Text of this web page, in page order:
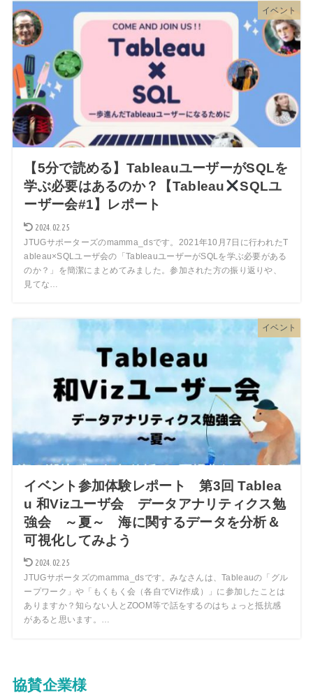
イベント
【5分で読める】TableauユーザーがSQLを
学ぶ必要はあるのか？【Tableau
SQLユ
ーザー会#1】レポート
2024.02.25
JTUGサポーターズのmamma_dsです。2021年10月7日に行われたT
ableau×SQLユーザ会の「TableauユーザーがSQLを学ぶ必要がある
のか？」を簡潔にまとめてみました。参加された方の振り返りや、
見てな…
イベント
イベント参加体験レポート 第3回 Tablea
u 和Vizユーザ会 データアナリティクス勉
強会 ～夏～ 海に関するデータを分析＆
可視化してみよう
2024.02.25
JTUGサポータズのmamma_dsです。みなさんは、Tableauの「グル
ープワーク」や「もくもく会（各自でViz作成）」に参加したことは
ありますか？知らない人とZOOM等で話をするのはちょっと抵抗感
があると思います。…
協賛企業様